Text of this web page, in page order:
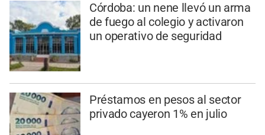
Córdoba: un nene llevó un arma
de fuego al colegio y activaron
un operativo de seguridad
Préstamos en pesos al sector
privado cayeron 1% en julio